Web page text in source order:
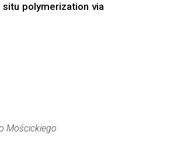
polymerization via
Mościckiego